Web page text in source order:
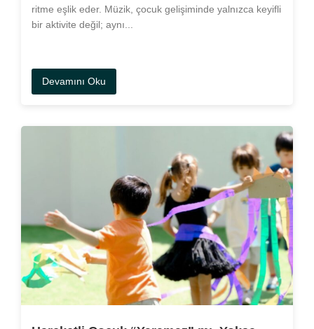
ritme eşlik eder. Müzik, çocuk gelişiminde yalnızca keyifli
bir aktivite değil; aynı...
Devamını Oku